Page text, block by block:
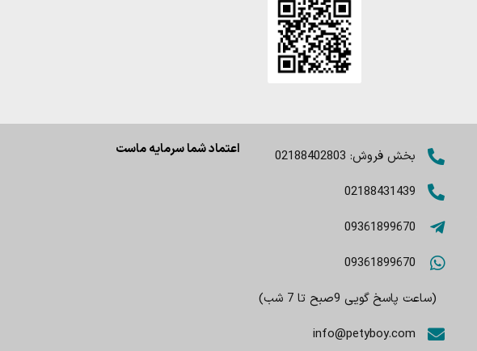
بخش فروش: 02188402803
02188431439
09361899670
09361899670
(ساعت پاسخ گویی 9صبح تا 7 شب)
info@petyboy.com
اعتماد شما سرمایه ماست